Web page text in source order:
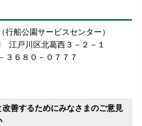
行船公園サービスセンター）
江戸川区北葛西３－２－１
３６８０－０７７７
善するためにみなさまのご意見